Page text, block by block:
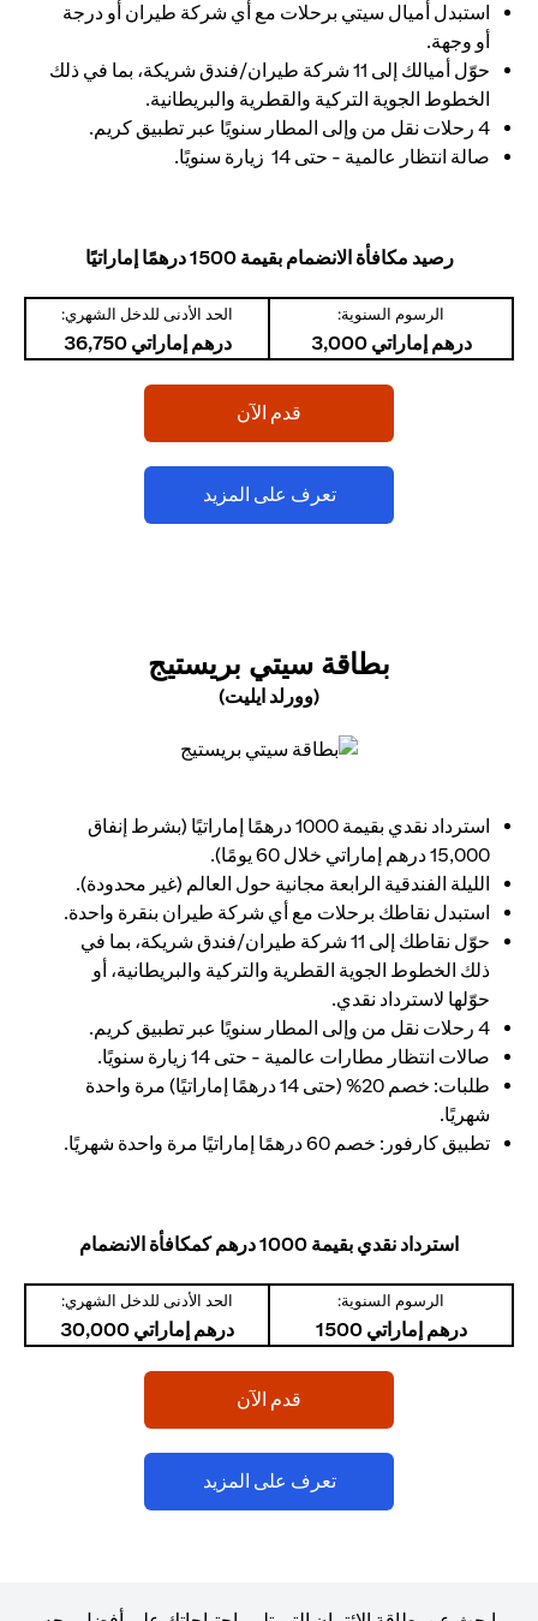
استبدل أميال سيتي برحلات مع أي شركة طيران أو درجة
أو وجهة.
حوّل أميالك إلى 11 شركة طيران/فندق شريكة، بما في ذلك
الخطوط الجوية التركية والقطرية والبريطانية.
4 رحلات نقل من وإلى المطار سنويًا عبر تطبيق كريم.
صالة انتظار عالمية - حتى 14 زيارة سنويًا.
رصيد مكافأة الانضمام بقيمة 1500 درهمًا إماراتيًا
الرسوم السنوية:
درهم إماراتي 3,000
الحد الأدنى للدخل الشهري:
درهم إماراتي 36,750
قدم الآن
تعرف على المزيد
بطاقة سيتي بريستيج
(وورلد ايليت)
استرداد نقدي بقيمة 1000 درهمًا إماراتيًا (بشرط إنفاق
15,000 درهم إماراتي خلال 60 يومًا).
الليلة الفندقية الرابعة مجانية حول العالم (غير محدودة).
استبدل نقاطك برحلات مع أي شركة طيران بنقرة واحدة.
حوّل نقاطك إلى 11 شركة طيران/فندق شريكة، بما في
ذلك الخطوط الجوية القطرية والتركية والبريطانية، أو
حوّلها لاسترداد نقدي.
4 رحلات نقل من وإلى المطار سنويًا عبر تطبيق كريم.
صالات انتظار مطارات عالمية - حتى 14 زيارة سنويًا.
طلبات: خصم 20% (حتى 14 درهمًا إماراتيًا) مرة واحدة
شهريًا.
تطبيق كارفور: خصم 60 درهمًا إماراتيًا مرة واحدة شهريًا.
استرداد نقدي بقيمة 1000 درهم كمكافأة الانضمام
الرسوم السنوية:
درهم إماراتي 1500
الحد الأدنى للدخل الشهري:
درهم إماراتي 30,000
قدم الآن
تعرف على المزيد